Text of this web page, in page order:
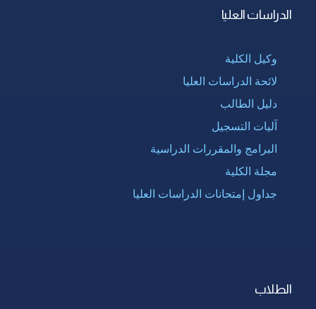
الدراسات العليا
وكيل الكلية
لائحة الدراسات العليا
دليل الطالب
آليات التسجيل
البرامج والمقررات الدراسية
مجلة الكلية
جداول إمتحانات الدراسات العليا
الطلاب